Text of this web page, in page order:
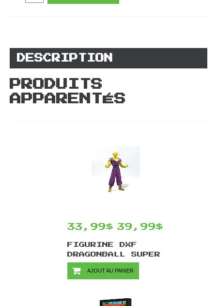
DESCRIPTION
PRODUITS
APPARENTÉS
33,99$ 39,99$
FIGURINE DXF
DRAGONBALL SUPER
PAR BANPRESTO -
PICCOLO 18 CM
AJOUT AU PANIER